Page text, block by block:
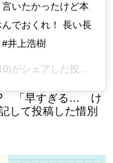
いたかったけど本
でおくれ！ 長い長
井上浩樹
シェアした投稿 –
!? 「早すぎる… け
して投稿した惜別